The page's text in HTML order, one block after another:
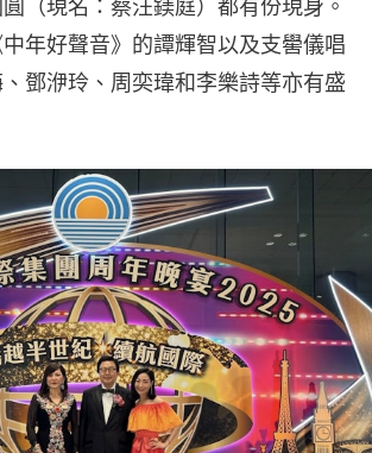
（現名：蔡汪鎂庭）都有份現身。
年好聲音》的譚輝智以及支嚳儀唱
鄧洢玲、周奕瑋和李樂詩等亦有盛